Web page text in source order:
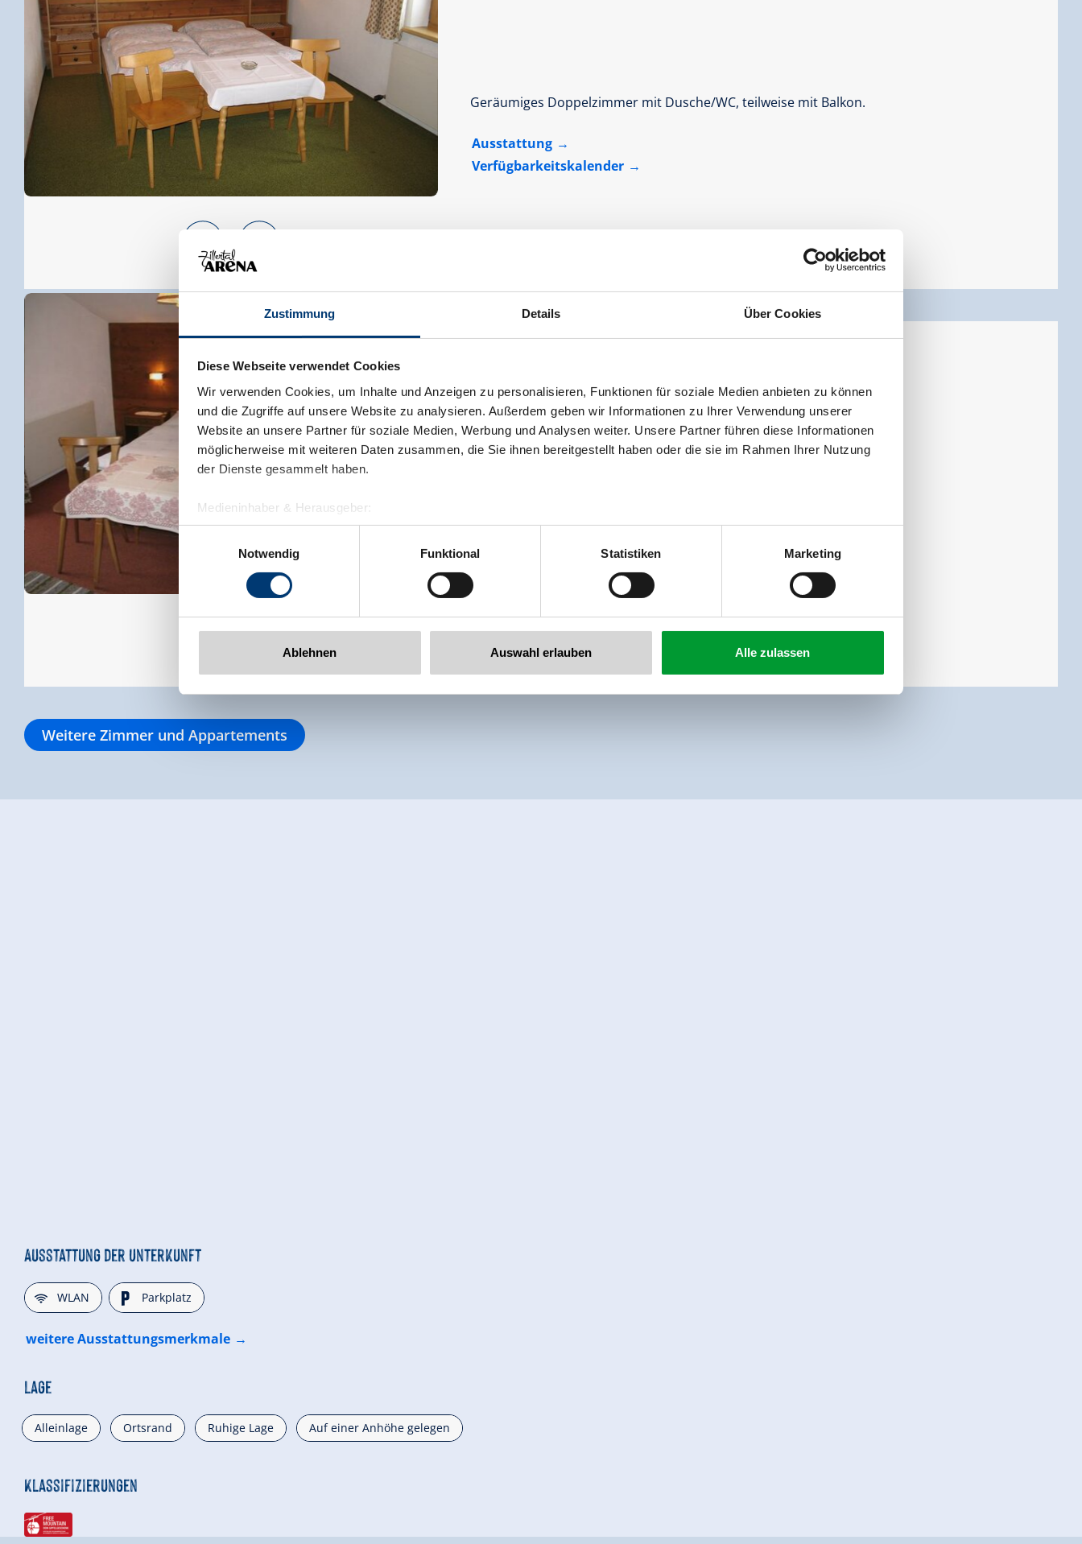
Zustimmung Details Über Cookies
Diese Webseite verwendet Cookies
Wir verwenden Cookies, um Inhalte und Anzeigen zu personalisieren, Funktionen für soziale Medien anbieten zu können
und die Zugriffe auf unsere Website zu analysieren. Außerdem geben wir Informationen zu Ihrer Verwendung unserer
Website an unsere Partner für soziale Medien, Werbung und Analysen weiter. Unsere Partner führen diese Informationen
möglicherweise mit weiteren Daten zusammen, die Sie ihnen bereitgestellt haben oder die sie im Rahmen Ihrer Nutzung
der Dienste gesammelt haben.
Medieninhaber & Herausgeber:
Zeller Bergbahnen Zillertal GmbH & Co KG
Rohr 23// A-6280 Zell am Ziller
www.zillertalarena.com
Einwilligungsauswahl
Notwendig
Funktional Statistiken Marketing
Ablehnen Auswahl erlauben Alle zulassen
Geräumiges Doppelzimmer mit Dusche/WC, teilweise mit Balkon.
Ausstattung
Verfügbarkeitskalender
Zimmergröße:16 m² |Belegung:2 - 3 Personen |Schlafzimmer:
Verfügbarkeitskalender
Weitere Zimmer und Appartements
Ausstattung der Unterkunft
🜉WLAN 🐈Parkplatz
weitere Ausstattungsmerkmale
Lage
Alleinlage Ortsrand Ruhige Lage Auf einer Anhöhe gelegen
Klassifizierungen